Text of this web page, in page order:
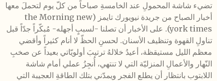
تضيء شاشة المحمولِ عند الخامسةِ صباحاً من كلّ يوم لتحملَ معها
أخبار الصباح من جريدة نيويورك تايمز (the Morning new
york times). على الأخبار أن تصلنا -لسببٍ أجهله- مُبكّراً جدّاً قبل
تناولِ القهوة وتنظيف الأسنان. لحسنِ الحظّ لا أنام كثيراً وأقضي
معظم الليل مستيقظة، أعيدُ خلالهُ ترتيبَ أولويّاتي بعيداً عن صخبِ
النّهار والأعمالِ المنزليّة التي لا تنتهي، أُنجِزُ عملي أمام شاشة
اللابتوب بانتظار أن يطلع الفجر ويمدّني بتلك الطاقةِ العجيبة التي